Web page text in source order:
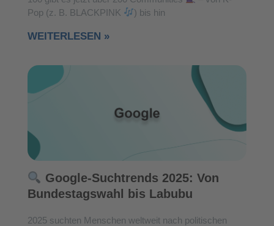
Pop (z. B. BLACKPINK
) bis hin
WEITERLESEN »
Google-Suchtrends 2025: Von
Bundestagswahl bis Labubu
2025 suchten Menschen weltweit nach politischen